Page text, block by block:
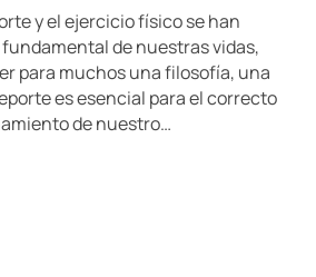
y el ejercicio físico se han
de nuestras vidas,
para muchos una filosofía, una
es esencial para el correcto
de nuestro…